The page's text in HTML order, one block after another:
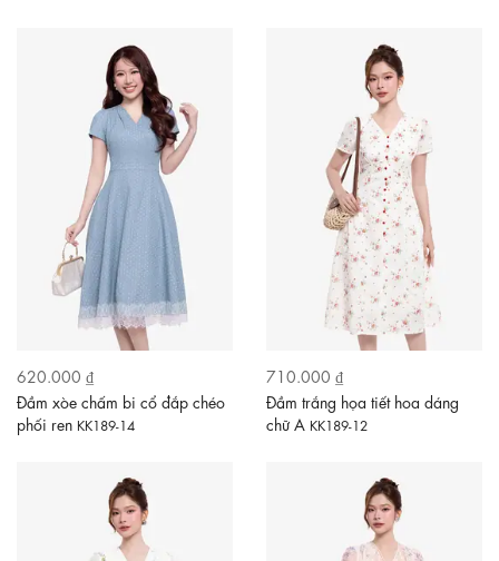
620.000 ₫
Đầm xòe chấm bi cổ đắp chéo
phối ren KK189-14
710.000 ₫
Đầm trắng họa tiết hoa dáng
chữ A KK189-12